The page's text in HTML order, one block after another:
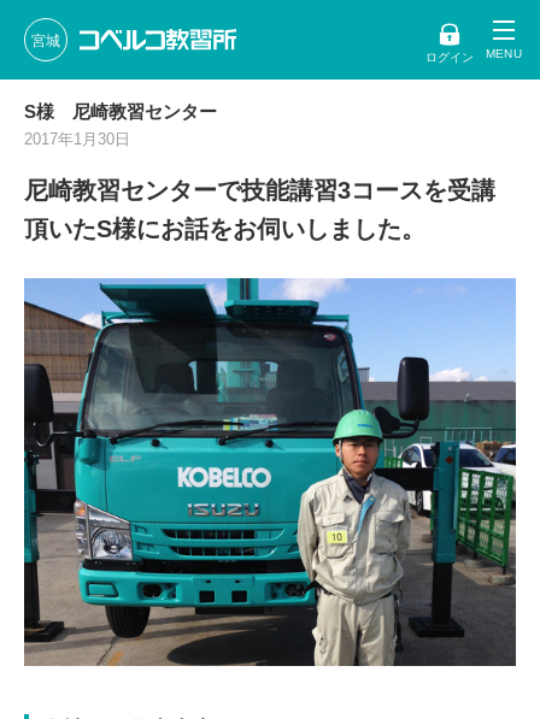
宮城
ログイン
S様 尼崎教習センター
2017年1月30日
尼崎教習センターで技能講習3コースを受講
頂いたS様にお話をお伺いしました。